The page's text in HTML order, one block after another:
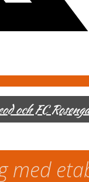
och FC
med